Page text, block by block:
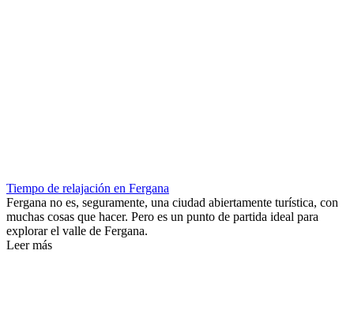
Tiempo de relajación en Fergana
Fergana no es, seguramente, una ciudad abiertamente turística, con
muchas cosas que hacer. Pero es un punto de partida ideal para
explorar el valle de Fergana.
Leer más